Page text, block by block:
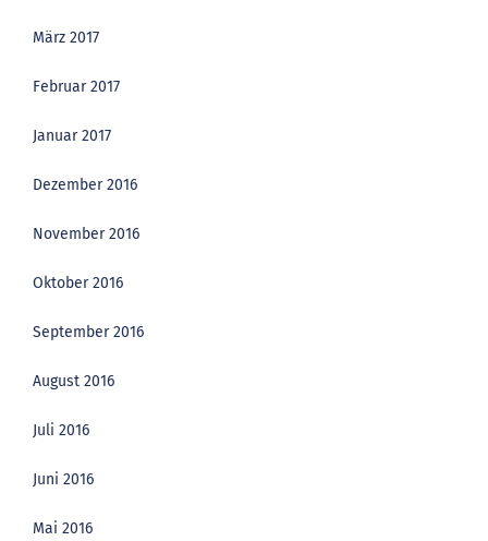
März 2017
Februar 2017
Januar 2017
Dezember 2016
November 2016
Oktober 2016
September 2016
August 2016
Juli 2016
Juni 2016
Mai 2016